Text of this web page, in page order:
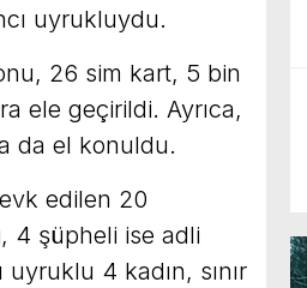
uyrukluydu.
26 sim kart, 5 bin
ele geçirildi. Ayrıca,
da el konuldu.
edilen 20
4 şüpheli ise adli
uyruklu 4 kadın, sınır